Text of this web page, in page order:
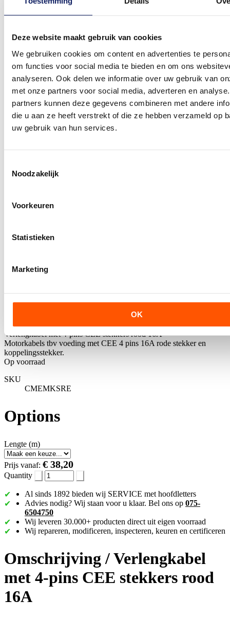
Deze website maakt gebruik van cookies
We gebruiken cookies om content en advertenties te
om functies voor social media te bieden en om ons
analyseren. Ook delen we informatie over uw gebruik van
met onze partners voor social media, adverteren en
partners kunnen deze gegevens combineren met andere
die u aan ze heeft verstrekt of die ze hebben verzameld op
uw gebruik van hun services.
Noodzakelijk
Voorkeuren
Statistieken
Marketing
OK
Verlengkabel met 4-pins CEE stekkers rood 16A
Motorkabels tbv voeding met CEE 4 pins 16A rode stekker en
koppelingsstekker.
Op voorraad
SKU
CMEMKSRE
Options
Lengte (m)
Prijs vanaf: € 38,20
Quantity
Al sinds 1892 bieden wij SERVICE met hoofdletters
Advies nodig? Wij staan voor u klaar. Bel ons op 075-
6504750
Wij leveren 30.000+ producten direct uit eigen voorraad
Wij repareren, modificeren, inspecteren, keuren en certificeren
Omschrijving /Verlengkabel
met 4-pins CEE stekkers rood
16A